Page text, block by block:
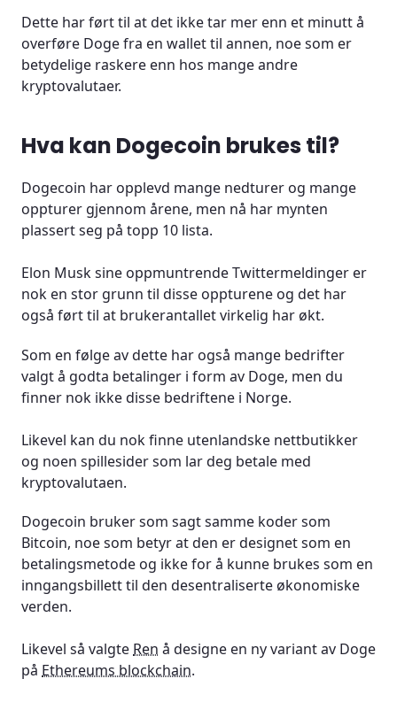
Dette har ført til at det ikke tar mer enn et minutt å
overføre Doge fra en wallet til annen, noe som er
betydelige raskere enn hos mange andre
kryptovalutaer.
Hva kan Dogecoin brukes til?
Dogecoin har opplevd mange nedturer og mange
oppturer gjennom årene, men nå har mynten
plassert seg på topp 10 lista.
Elon Musk sine oppmuntrende Twittermeldinger er
nok en stor grunn til disse oppturene og det har
også ført til at brukerantallet virkelig har økt.
Som en følge av dette har også mange bedrifter
valgt å godta betalinger i form av Doge, men du
finner nok ikke disse bedriftene i Norge.
Likevel kan du nok finne utenlandske nettbutikker
og noen spillesider som lar deg betale med
kryptovalutaen.
Dogecoin bruker som sagt samme koder som
Bitcoin, noe som betyr at den er designet som en
betalingsmetode og ikke for å kunne brukes som en
inngangsbillett til den desentraliserte økonomiske
verden.
Likevel så valgteRen å designe en ny variant av Doge
på Ethereums blockchain.